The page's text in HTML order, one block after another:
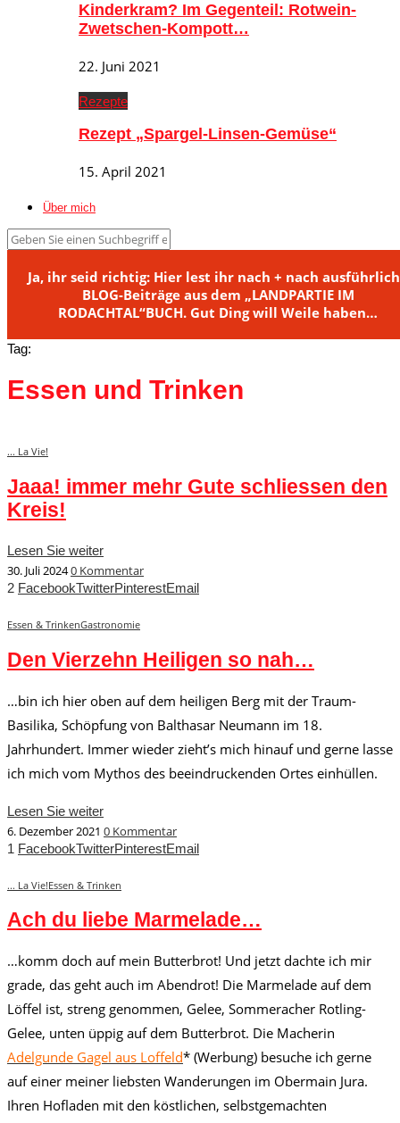
Kinderkram? Im Gegenteil: Rotwein-
Zwetschen-Kompott…
22. Juni 2021
Rezepte
Rezept „Spargel-Linsen-Gemüse“
15. April 2021
Über mich
Ja, ihr seid richtig: Hier lest ihr nach + nach
BLOG-Beiträge aus dem „LANDPARTIE IM
RODACHTAL“BUCH. Gut Ding will Weile haben…
Tag:
Essen und Trinken
... La Vie!
Jaaa! immer mehr Gute schliessen den
Kreis!
Lesen Sie weiter
30. Juli 20240 Kommentar
2 FacebookTwitterPinterestEmail
Essen & TrinkenGastronomie
Den Vierzehn Heiligen so nah…
…bin ich hier oben auf dem heiligen Berg mit der Traum-
Basilika, Schöpfung von Balthasar Neumann im 18.
Jahrhundert. Immer wieder zieht’s mich hinauf und gerne lasse
ich mich vom Mythos des beeindruckenden Ortes einhüllen.
Lesen Sie weiter
6. Dezember 2021 0 Kommentar
1 FacebookTwitterPinterestEmail
... La Vie!Essen & Trinken
Ach du liebe Marmelade…
…komm doch auf mein Butterbrot! Und jetzt dachte ich mir
grade, das geht auch im Abendrot! Die Marmelade auf dem
Löffel ist, streng genommen, Gelee, Sommeracher Rotling-
Gelee, unten üppig auf dem Butterbrot. Die Macherin
Adelgunde Gagel aus Loffeld* (Werbung) besuche ich gerne
auf einer meiner liebsten Wanderungen im Obermain Jura.
Ihren Hofladen mit den köstlichen, selbstgemachten